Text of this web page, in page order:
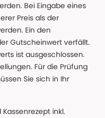
Bei Eingabe eines
Preis als der
Ein den
Gutscheinwert verfällt.
ist ausgeschlossen.
Für die Prüfung
Sie sich in Ihr
Kassenrezept inkl.